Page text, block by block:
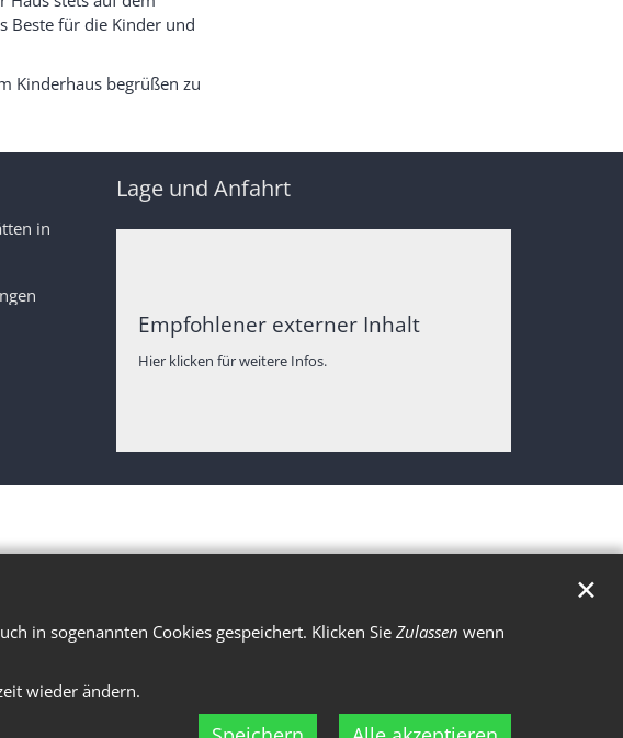
in sogenannten Cookies gespeichert. Klicken Sie Zulassen wenn
wieder ändern.
✕
Beste für die Kinder und
Kinderhaus begrüßen zu
in
Lage und Anfahrt
Empfohlener externer Inhalt
Hier klicken für weitere Infos.